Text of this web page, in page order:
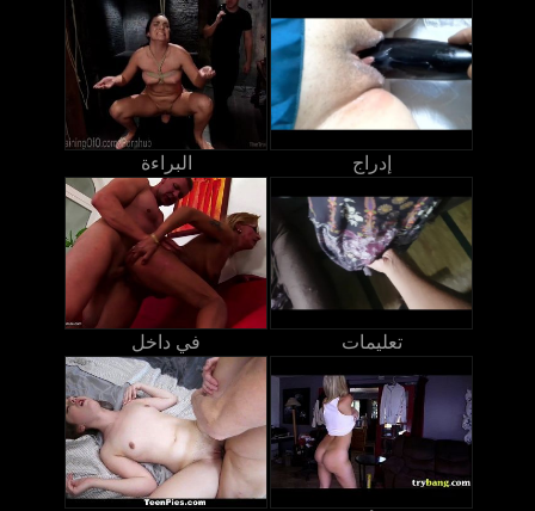
البراءة إدراج
في داخل تعليمات